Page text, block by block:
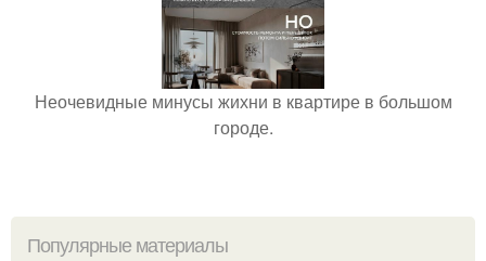
Неочевидные минусы жихни в квартире в большом
городе.
Популярные материалы